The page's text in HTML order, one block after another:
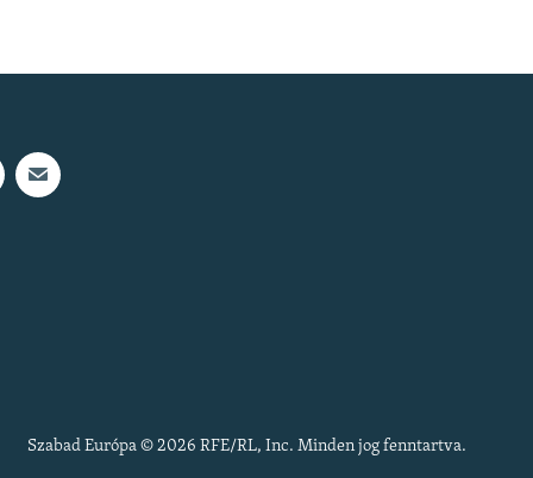
Szabad Európa © 2026 RFE/RL, Inc. Minden jog fenntartva.